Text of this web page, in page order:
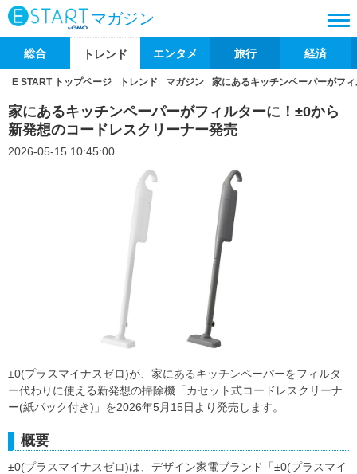
マガジン
総合 トレンド エンタメ 旅行 経済
E START トップページ トレンド マガジン 家にあるキッチンペーパーがフ
家にあるキッチンペーパーがフィルターに！±0から
新発想のコードレスクリーナー発売
2026-05-15 10:45:00
±0(プラスマイナスゼロ)が、家にあるキッチンペーパーをフィルタ
ー代わりに使える新発想の掃除機「カセット式コードレスクリーナ
ー(紙パック付き)」を2026年5月15日より発売します。
概要
±0(プラスマイナスゼロ)は、デザイン家電ブランド「±0(プラスマイ